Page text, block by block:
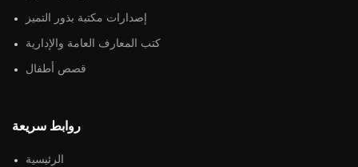
إصدارات مكتبة بذور التميز
كتب المعارف العامة والإدارية
قصص أطفال
روابط سريعة
الرئيسية